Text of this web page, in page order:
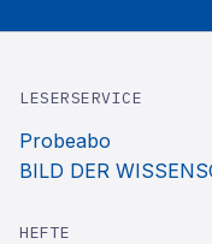
LESERSERVICE
Probeabo
BILD DER
HEFTE